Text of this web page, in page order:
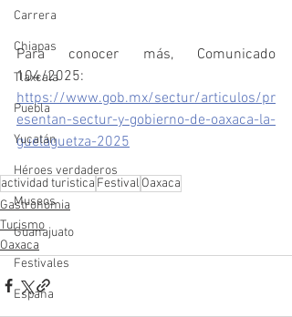
Carrera
Chiapas
Tlaxcala
Puebla
Yucatán
Héroes verdaderos
Museos
Guanajuato
Festivales
España
Para conocer más, Comunicado
https://www.gob.mx/sectur/articulos/pr
esentan-sectur-y-gobierno-de-oaxaca-la-
guelaguetza-2025
actividad turistica Festival Oaxaca
Gastronomia
Turismo
Oaxaca